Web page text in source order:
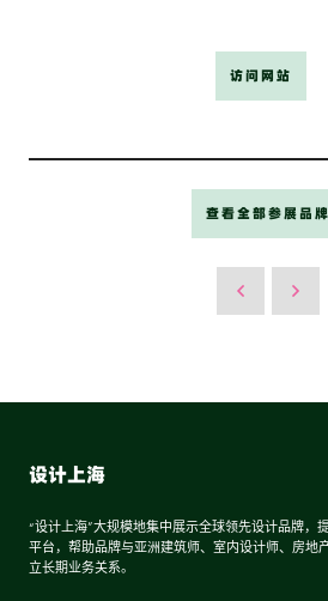
访问网站
查看全部参展品牌
设计上海
“设计上海”大规模地集中展示全球领先设计品牌，
平台，帮助品牌与亚洲建筑师、室内设计师、房地
立长期业务关系。